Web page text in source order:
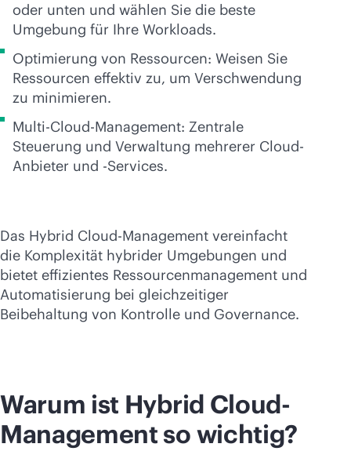
oder unten und wählen Sie die beste
Umgebung für Ihre Workloads.
Optimierung von Ressourcen: Weisen Sie
Ressourcen effektiv zu, um Verschwendung
zu minimieren.
Multi-Cloud-Management: Zentrale
Steuerung und Verwaltung mehrerer Cloud-
Anbieter und -Services.
Das Hybrid Cloud-Management vereinfacht
die Komplexität hybrider Umgebungen und
bietet effizientes Ressourcenmanagement und
Automatisierung bei gleichzeitiger
Beibehaltung von Kontrolle und Governance.
Warum ist Hybrid Cloud-
Management so wichtig?